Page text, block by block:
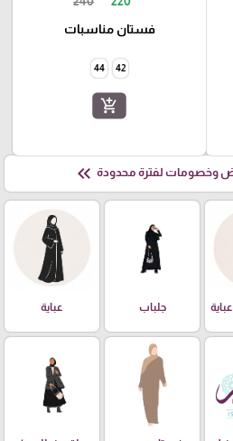
فستان مناسبات
42
44
add_shopping_cart
وخصومات لفترة محدودة keyboard_double_arrow_left
جلباب عباية